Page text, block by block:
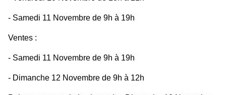
- Samedi 11 Novembre de 9h à 19h
Ventes :
- Samedi 11 Novembre de 9h à 19h
- Dimanche 12 Novembre de 9h à 12h